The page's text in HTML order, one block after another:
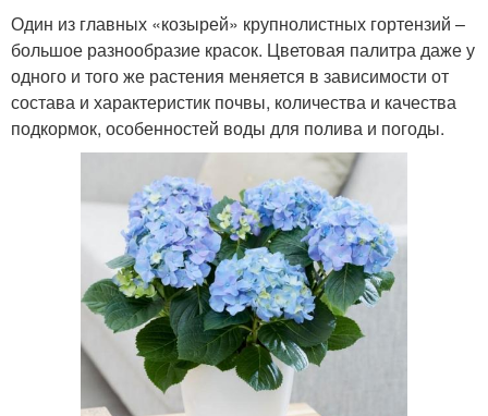
Один из главных «козырей» крупнолистных гортензий –
большое разнообразие красок. Цветовая палитра даже у
одного и того же растения меняется в зависимости от
состава и характеристик почвы, количества и качества
подкормок, особенностей воды для полива и погоды.